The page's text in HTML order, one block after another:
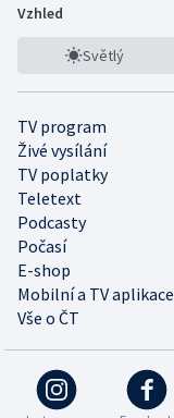
Vzhled
Světlý
TV program
Živé vysílání
TV poplatky
Teletext
Podcasty
Počasí
E-shop
Mobilní a TV aplikace
Vše o ČT